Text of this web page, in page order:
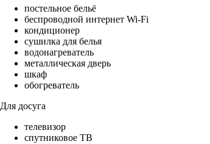
постельное бельё
беспроводной интернет Wi-Fi
кондиционер
сушилка для белья
водонагреватель
металлическая дверь
шкаф
обогреватель
Для досуга
телевизор
спутниковое ТВ